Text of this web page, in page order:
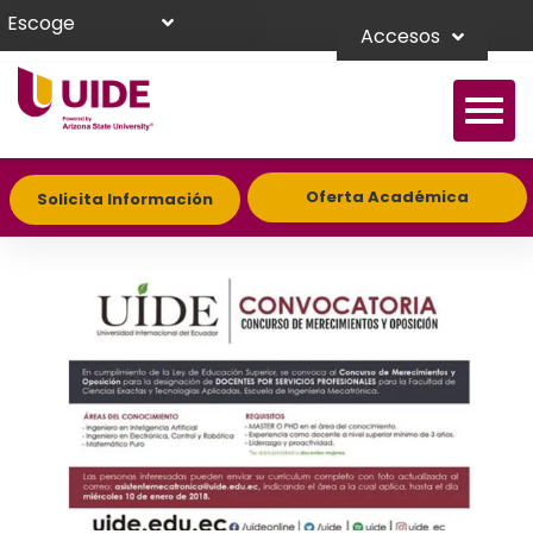
Escoge Accesos
Solicita Información Oferta Académica